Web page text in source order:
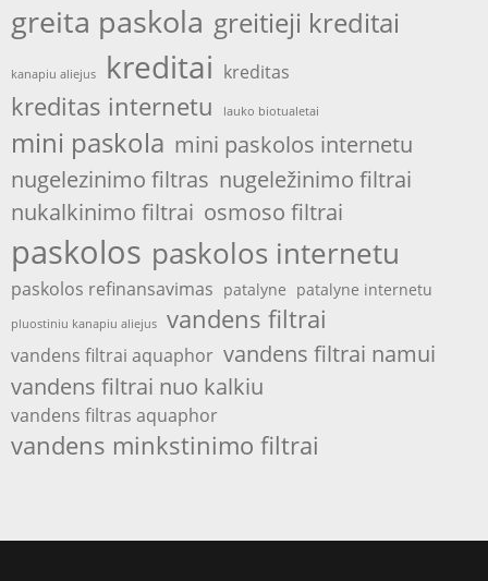
greita paskola greitieji kreditai
kanapiu aliejus kreditai kreditas
kreditas internetu lauko biotualetai
mini paskola mini paskolos internetu
nugelezinimo filtras nugeležinimo filtrai
nukalkinimo filtrai osmoso filtrai
paskolos paskolos internetu
paskolos refinansavimas patalyne patalyne internetu
pluostiniu kanapiu aliejus vandens filtrai
vandens filtrai aquaphor vandens filtrai namui
vandens filtrai nuo kalkiu
vandens filtras aquaphor
vandens minkstinimo filtrai